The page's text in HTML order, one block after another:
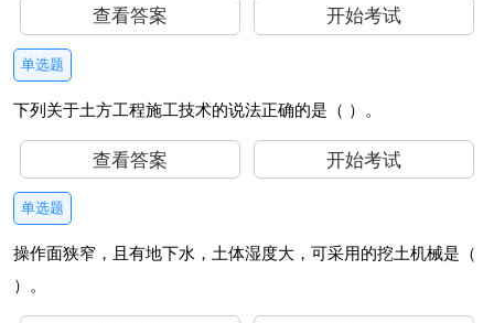
查看答案 开始考试
单选题
下列关于土方工程施工技术的说法正确的是（ ）。
查看答案 开始考试
单选题
操作面狭窄，且有地下水，土体湿度大，可采用的挖土机械是（
）。